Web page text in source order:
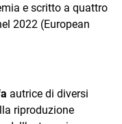
e scritto a quattro
2022 (European
autrice di diversi
riproduzione